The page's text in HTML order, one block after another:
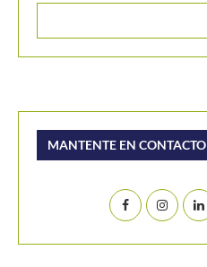
MANTENTE EN CONTACTO